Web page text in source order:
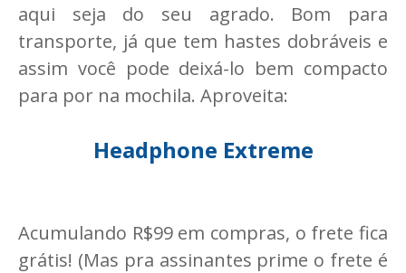
aqui seja do seu agrado. Bom para
transporte, já que tem hastes dobráveis e
assim você pode deixá-lo bem compacto
para por na mochila. Aproveita:
Headphone Extreme
Acumulando R$99 em compras, o frete fica
grátis! (Mas pra assinantes prime o frete é